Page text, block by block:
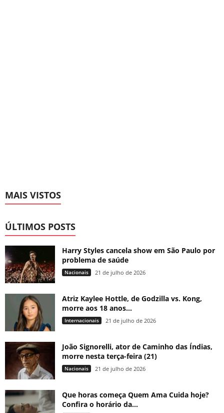
MAIS VISTOS
ÚLTIMOS POSTS
Harry Styles cancela show em São Paulo por
problema de saúde
Nacionais 21 de julho de 2026
Atriz Kaylee Hottle, de Godzilla vs. Kong,
morre aos 18 anos...
Internacionais 21 de julho de 2026
João Signorelli, ator de Caminho das Índias,
morre nesta terça-feira (21)
Nacionais 21 de julho de 2026
Que horas começa Quem Ama Cuida hoje?
Confira o horário da...